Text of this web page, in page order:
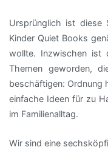
Ursprünglich ist diese
Kinder Quiet Books
wollte. Inzwischen ist
Themen geworden,
beschäftigen: Ordnung
einfache Ideen für zu
im Familienalltag.
Wir sind eine